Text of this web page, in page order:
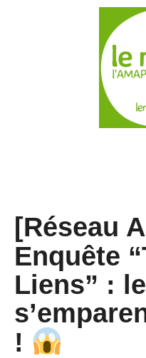
[Réseau
Enquête
Liens” :
!